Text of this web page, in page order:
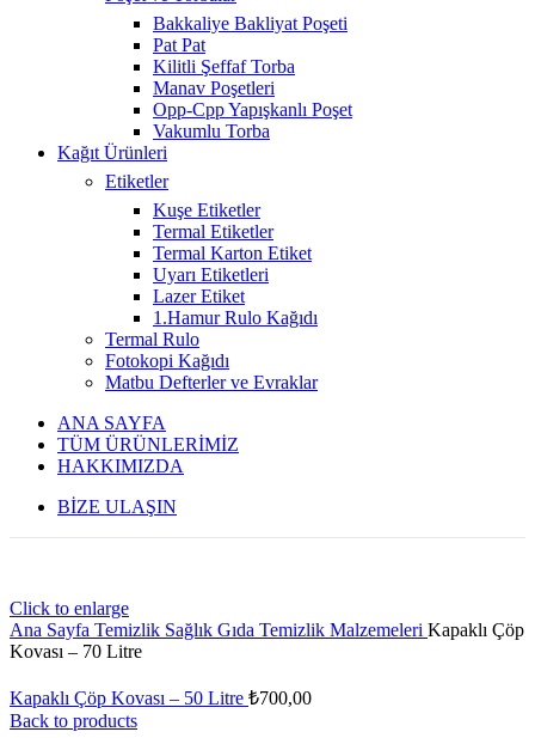
Bakkaliye Bakliyat Poşeti
Pat Pat
Kilitli Şeffaf Torba
Manav Poşetleri
Opp-Cpp Yapışkanlı Poşet
Vakumlu Torba
Kağıt Ürünleri
Etiketler
Kuşe Etiketler
Termal Etiketler
Termal Karton Etiket
Uyarı Etiketleri
Lazer Etiket
1.Hamur Rulo Kağıdı
Termal Rulo
Fotokopi Kağıdı
Matbu Defterler ve Evraklar
ANA SAYFA
TÜM ÜRÜNLERİMİZ
HAKKIMIZDA
BİZE ULAŞIN
Click to enlarge
Ana Sayfa Temizlik Sağlık Gıda Temizlik Malzemeleri Kapaklı Çöp
Kovası – 70 Litre
Kapaklı Çöp Kovası – 50 Litre ₺700,00
Back to products